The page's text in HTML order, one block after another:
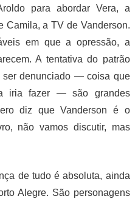
para abordar Vera, a
Camila, a TV de Vanderson.
em que a opressão, a
A tentativa do patrão
ser denunciado — coisa que
iria fazer — são grandes
diz que Vanderson é o
não vamos discutir, mas
de tudo é absoluta, ainda
Alegre. São personagens